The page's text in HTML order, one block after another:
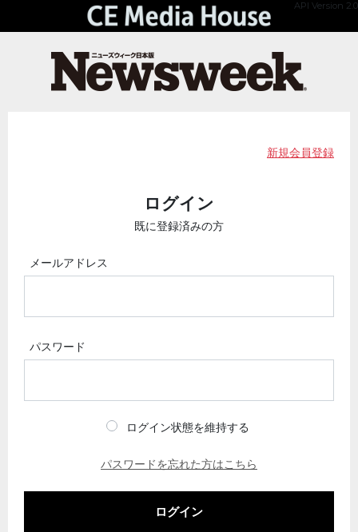
API Version 2.0
新規会員登録
ログイン
既に登録済みの方
メールアドレス
パスワード
ログイン状態を維持する
パスワードを忘れた方はこちら
ログイン